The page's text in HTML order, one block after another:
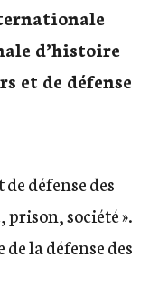
d’histoire
et de défense
défense des
prison, société ».
la défense des